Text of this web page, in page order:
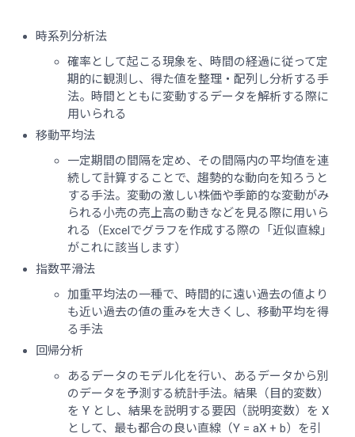
時系列分析法
確率として起こる現象を、時間の経過に従って定
期的に観測し、得た値を整理・配列し分析する手
法。時間とともに変動するデータを解析する際に
用いられる
移動平均法
一定期間の間隔を定め、その間隔内の平均値を連
続して計算することで、趨勢的な動向を知ろうと
する手法。変動の激しい株価や季節的な変動がみ
られる小売の売上高の動きなどを見る際に用いら
れる（Excelでグラフを作成する際の「近似直線」
がこれに該当します）
指数平滑法
加重平均法の一種で、時間的に遠い過去の値より
も近い過去の値の重みを大きくし、移動平均を得
る手法
回帰分析
あるデータのモデル化を行い、あるデータから別
のデータを予測する統計手法。結果（目的変数）
を Y とし、結果を説明する要因（説明変数）を X
として、最も都合の良い直線（Y = aX + b）を引